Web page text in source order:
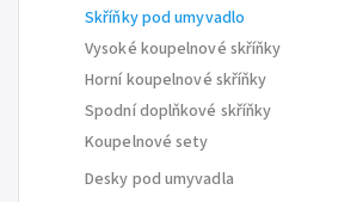
Skříňky pod umyvadlo
Vysoké koupelnové skříňky
Horní koupelnové skříňky
Spodní doplňkové skříňky
Koupelnové sety
Desky pod umyvadla